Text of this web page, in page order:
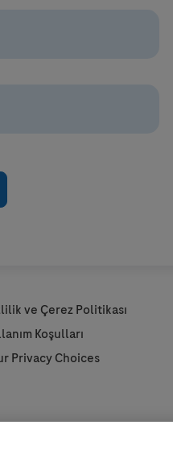
ve Çerez Politikası
Koşulları
Privacy Choices